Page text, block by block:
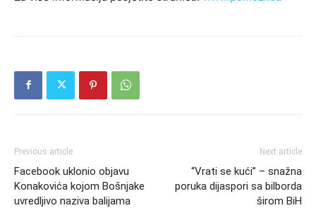
Previous article
Facebook uklonio objavu
Konakovića kojom Bošnjake
uvredljivo naziva balijama
Next article
“Vrati se kući” – snažna
poruka dijaspori sa bilborda
širom BiH